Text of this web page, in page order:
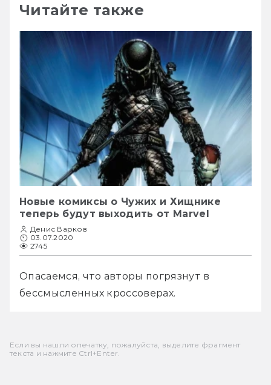
Читайте также
Новые комиксы о Чужих и Хищнике
теперь будут выходить от Marvel
Денис Варков
03.07.2020
2745
Опасаемся, что авторы погрязнут в
бессмысленных кроссоверах.
Если вы нашли опечатку, пожалуйста, выделите фрагмент
текста и нажмите Ctrl+Enter.